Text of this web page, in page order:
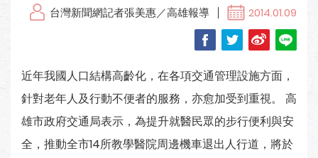
台灣新聞網記者張美惠／高雄報導 2014.01.09
近年我國人口結構高齡化，在各項交通管理設施方面，
針對老年人及行動不便者的服務，亦愈加受到重視。 高
雄市政府交通局表示，為提升就醫民眾的步行便利與安
全，推動全市14所教學醫院周邊機車退出人行道，將於